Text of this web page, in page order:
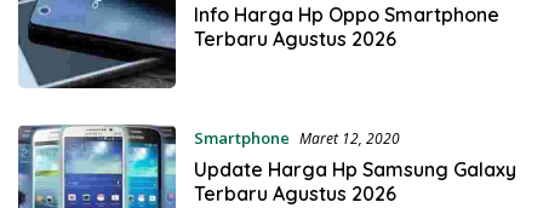
Info Harga Hp Oppo Smartphone
Terbaru Agustus 2026
Smartphone Maret 12, 2020
Update Harga Hp Samsung Galaxy
Terbaru Agustus 2026